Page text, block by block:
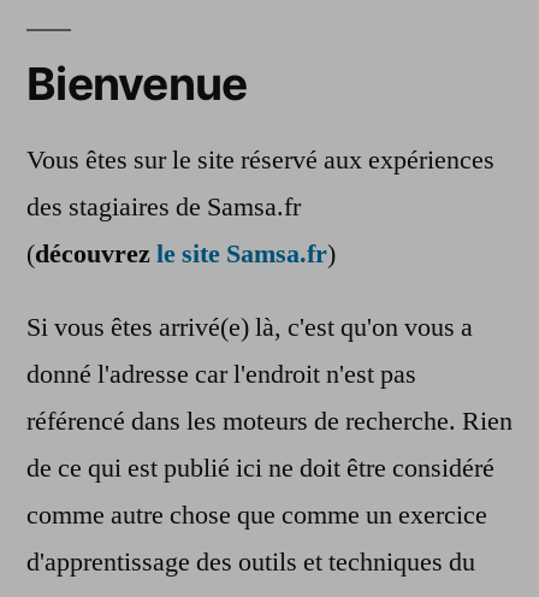
Bienvenue
Vous êtes sur le site réservé aux expériences
des stagiaires de Samsa.fr
(découvrezle site Samsa.fr)
Si vous êtes arrivé(e) là, c'est qu'on vous a
donné l'adresse car l'endroit n'est pas
référencé dans les moteurs de recherche. Rien
de ce qui est publié ici ne doit être considéré
comme autre chose que comme un exercice
d'apprentissage des outils et techniques du